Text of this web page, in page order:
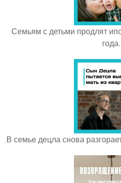
Семьям с детьми продлят
года.
В семье децла снова